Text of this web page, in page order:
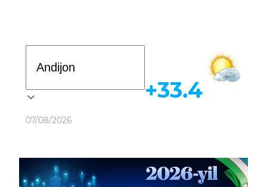
Ob-havo
07/08/2026
+33.4